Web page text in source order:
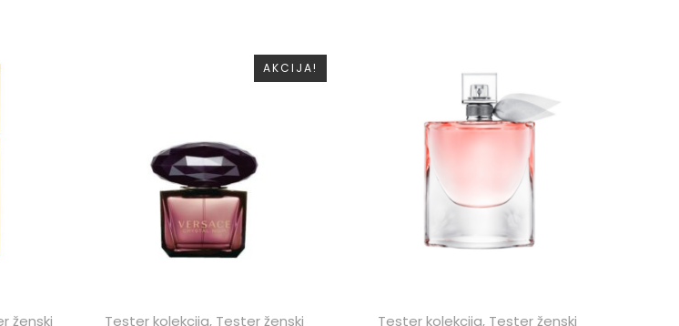
ženski
AKCIJA!
Tester kolekcija, Tester ženski
Tester kolekcija, Tester ženski